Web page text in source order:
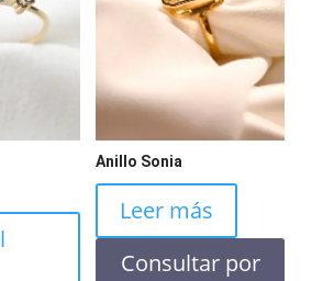
Anillo Sonia
Leer más
Consultar por